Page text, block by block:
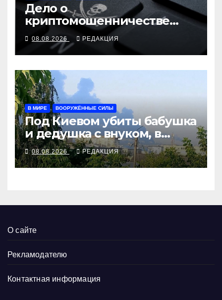
Дело о
криптомошенничестве
оборачивают в содействие
терроризму
08.08.2026 РЕДАКЦИЯ
В МИРЕ ВООРУЖЁННЫЕ СИЛЫ
Под Киевом убиты бабушка
и дедушка с внуком, в
Поволжье и на Кубани
вновь горят НПЗ
08.08.2026 РЕДАКЦИЯ
О сайте
Рекламодателю
Контактная информация